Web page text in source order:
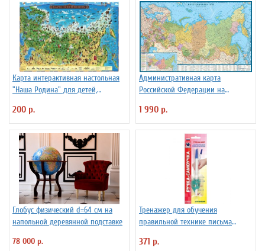
Карта интерактивная настольная
"Наша Родина" для детей,
200 р.
Административная карта
Российской Федерации на
1 990 р.
Глобус физический d=64 см на
напольной деревянной подставке
78 000 р.
Тренажер для обучения
правильной технике письма
правшей
371 р.